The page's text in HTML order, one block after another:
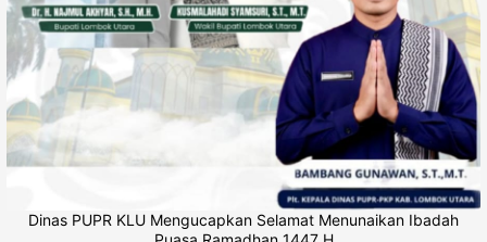
Dinas PUPR KLU Mengucapkan Selamat Menunaikan Ibadah